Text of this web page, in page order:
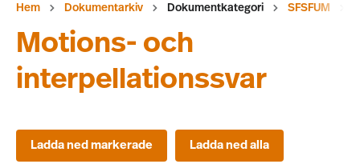
Hem Dokumentarkiv Dokumentkategori SFSFUM
Motions- och
interpellationssvar